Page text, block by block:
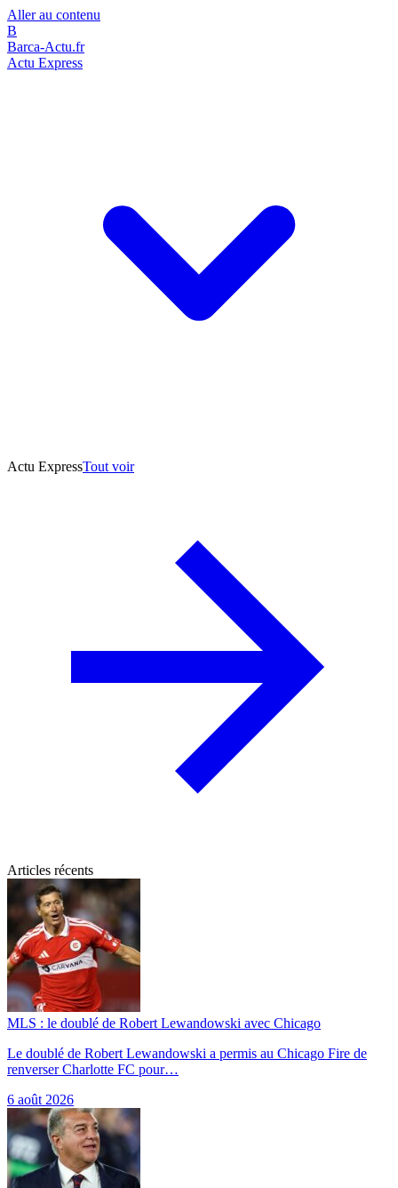
Aller au contenu
B
Barca-Actu.fr
Actu Express
Actu ExpressTout voir
Articles récents
MLS : le doublé de Robert Lewandowski avec Chicago
Le doublé de Robert Lewandowski a permis au Chicago Fire de
renverser Charlotte FC pour…
6 août 2026